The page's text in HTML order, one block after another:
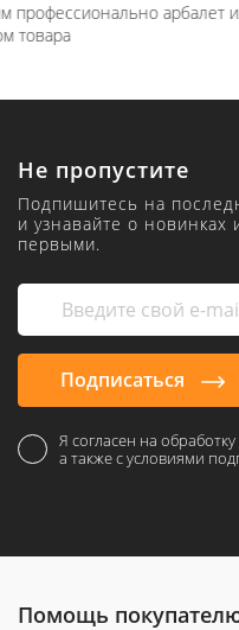
с Вы можете
Не пропустите
Подпишитесь на
и узнавайте о
первыми.
Подписаться
Я согласен на
а также с условиями
Помощь